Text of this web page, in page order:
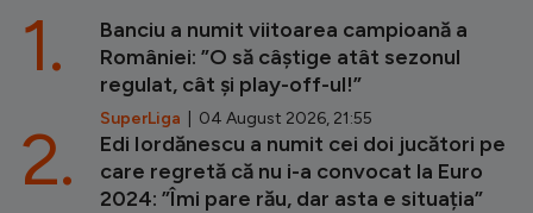
Banciu a numit viitoarea campioană a
României: ”O să câștige atât sezonul
regulat, cât și play-off-ul!”
SuperLiga | 04 August 2026, 21:55
1.
Edi Iordănescu a numit cei doi jucători pe
care regretă că nu i-a convocat la Euro
2024: ”Îmi pare rău, dar asta e situația”
2.